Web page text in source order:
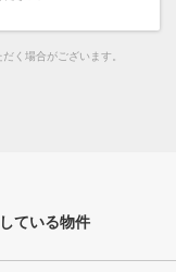
く場合がございます。
ている物件